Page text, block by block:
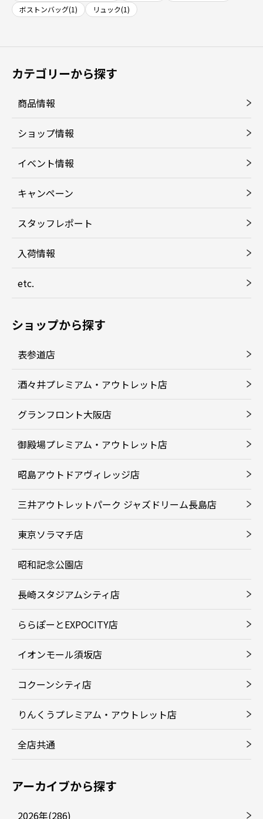
ボストンバッグ(1)
リュック(1)
カテゴリーから探す
商品情報
ショップ情報
イベント情報
キャンペーン
スタッフレポート
入荷情報
etc.
ショップから探す
表参道店
酒々井プレミアム・アウトレット店
グランフロント大阪店
御殿場プレミアム・アウトレット店
昭島アウトドアヴィレッジ店
三井アウトレットパーク ジャズドリーム長島店
東京ソラマチ店
昭和記念公園店
長崎スタジアムシティ店
ららぽーとEXPOCITY店
イオンモール須坂店
コクーンシティ店
りんくうプレミアム・アウトレット店
全店共通
アーカイブから探す
2026年(286)